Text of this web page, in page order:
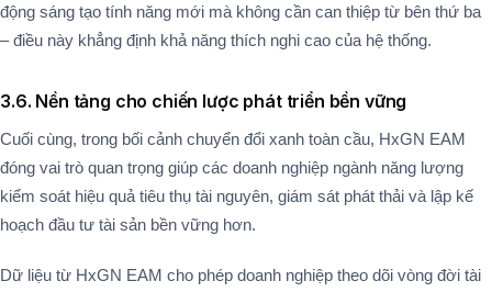
động sáng tạo tính năng mới mà không cần can thiệp từ bên thứ ba
– điều này khẳng định khả năng thích nghi cao của hệ thống​.
3.6. Nền tảng cho chiến lược phát triển bền vững
Cuối cùng, trong bối cảnh chuyển đổi xanh toàn cầu, HxGN EAM
đóng vai trò quan trọng giúp các doanh nghiệp ngành năng lượng
kiểm soát hiệu quả tiêu thụ tài nguyên, giám sát phát thải và lập kế
hoạch đầu tư tài sản bền vững hơn.
Dữ liệu từ HxGN EAM cho phép doanh nghiệp theo dõi vòng đời tài